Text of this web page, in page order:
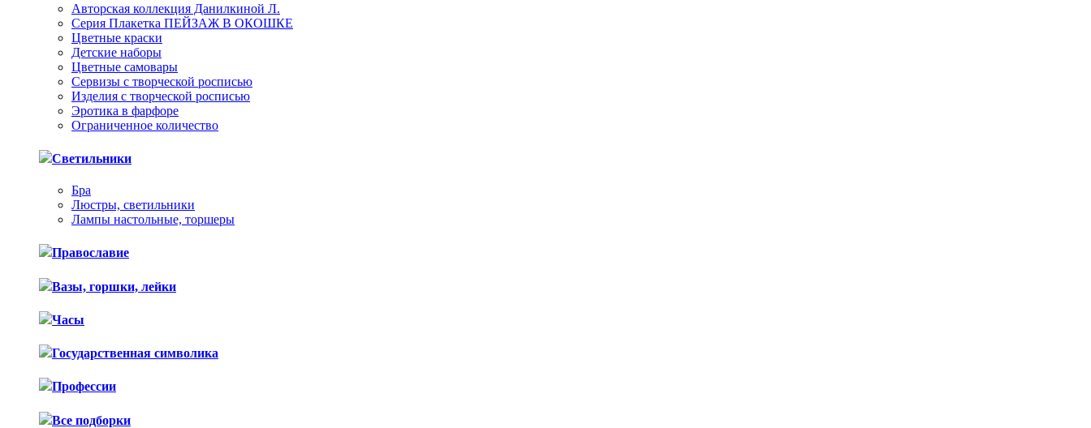
Авторская коллекция Данилкиной Л.
Серия Плакетка ПЕЙЗАЖ В ОКОШКЕ
Цветные краски
Детские наборы
Цветные самовары
Сервизы с творческой росписью
Изделия с творческой росписью
Эротика в фарфоре
Ограниченное количество
Светильники
Бра
Люстры, светильники
Лампы настольные, торшеры
Православие
Вазы, горшки, лейки
Часы
Государственная символика
Профессии
Все подборки